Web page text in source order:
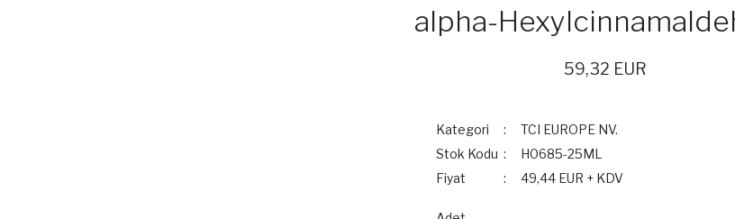
alpha-
59,32 EUR
Kategori
TCI EUROPE NV.
Stok Kodu
H0685-25ML
Fiyat
49,44 EUR + KDV